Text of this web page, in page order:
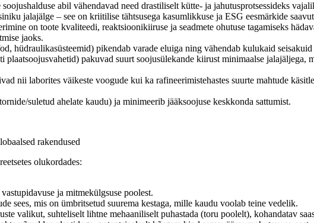
abil vähendavad need drastiliselt kütte- ja jahutusprotsessideks
jalajälge – see on kriitilise tähtsusega kasumlikkuse ja ESG eesmärkide
on toote kvaliteedi, reaktsioonikiiruse ja seadmete ohutuse tagamiseks
jaoks.
hüdraulikasüsteemid) pikendab varade eluiga ning vähendab kulukaid
pakuvad suurt soojusülekande kiirust minimaalse jalajäljega,
nii laborites väikeste voogude kui ka rafineerimistehastes suurte mahtude
suletud ahelate kaudu) ja minimeerib jääksoojuse keskkonda sattumist.
rakendused
olukordades:
ja mitmekülgsuse poolest.
sees, mis on ümbritsetud suurema kestaga, mille kaudu voolab teine ​​vedelik.
valikut, suhteliselt lihtne mehaaniliselt puhastada (toru poolelt), kohandatav